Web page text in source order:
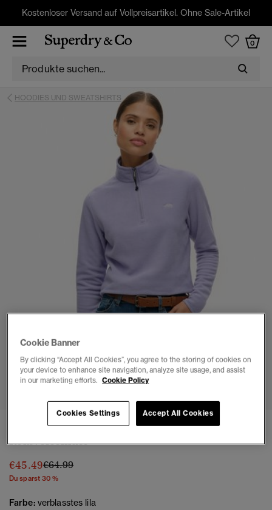
Kostenloser Versand auf Vollpreisartikel. Ohne Sale-Artikel
0
HOODIES UND SWEATSHIRTS
1 2 3 4 5 6
Polar Fleecepullover mit halbem
Reißverschluss
€45.49Preis wurde reduziert von
€64.99bis
Du sparst 30 %
Farbe: verblasstes lila
Cookie Banner
By clicking “Accept All Cookies”, you agree to the storing of cookies on
your device to enhance site navigation, analyze site usage, and assist
in our marketing efforts. Cookie Policy
Accept All Cookies
Cookies Settings